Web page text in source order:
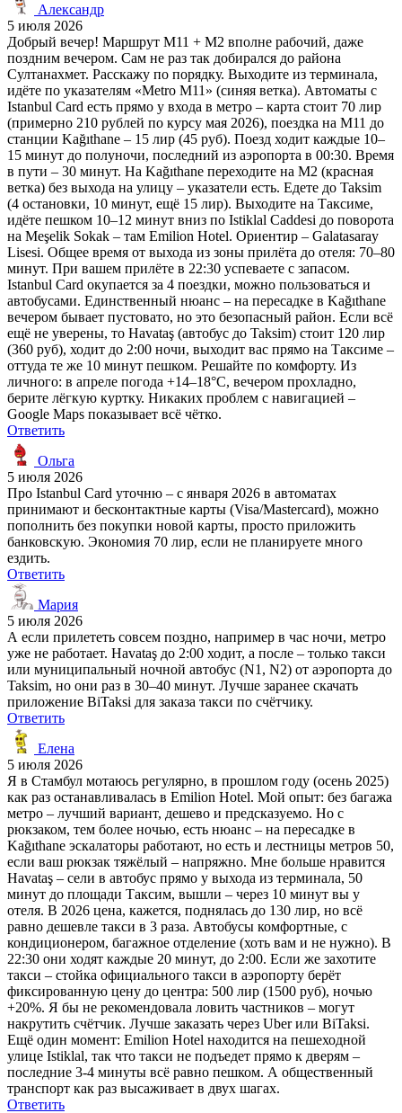
Александр
5 июля 2026
Добрый вечер! Маршрут M11 + M2 вполне рабочий, даже
поздним вечером. Сам не раз так добирался до района
Султанахмет. Расскажу по порядку. Выходите из терминала,
идёте по указателям «Metro M11» (синяя ветка). Автоматы с
Istanbul Card есть прямо у входа в метро – карта стоит 70 лир
(примерно 210 рублей по курсу мая 2026), поездка на M11 до
станции Kağıthane – 15 лир (45 руб). Поезд ходит каждые 10–
15 минут до полуночи, последний из аэропорта в 00:30. Время
в пути – 30 минут. На Kağıthane переходите на M2 (красная
ветка) без выхода на улицу – указатели есть. Едете до Taksim
(4 остановки, 10 минут, ещё 15 лир). Выходите на Таксиме,
идёте пешком 10–12 минут вниз по Istiklal Caddesi до поворота
на Meşelik Sokak – там Emilion Hotel. Ориентир – Galatasaray
Lisesi. Общее время от выхода из зоны прилёта до отеля: 70–80
минут. При вашем прилёте в 22:30 успеваете с запасом.
Istanbul Card окупается за 4 поездки, можно пользоваться и
автобусами. Единственный нюанс – на пересадке в Kağıthane
вечером бывает пустовато, но это безопасный район. Если всё
ещё не уверены, то Havataş (автобус до Taksim) стоит 120 лир
(360 руб), ходит до 2:00 ночи, выходит вас прямо на Таксиме –
оттуда те же 10 минут пешком. Решайте по комфорту. Из
личного: в апреле погода +14–18°C, вечером прохладно,
берите лёгкую куртку. Никаких проблем с навигацией –
Google Maps показывает всё чётко.
Ответить
Ольга
5 июля 2026
Про Istanbul Card уточню – с января 2026 в автоматах
принимают и бесконтактные карты (Visa/Mastercard), можно
пополнить без покупки новой карты, просто приложить
банковскую. Экономия 70 лир, если не планируете много
ездить.
Ответить
Мария
5 июля 2026
А если прилететь совсем поздно, например в час ночи, метро
уже не работает. Havataş до 2:00 ходит, а после – только такси
или муниципальный ночной автобус (N1, N2) от аэропорта до
Taksim, но они раз в 30–40 минут. Лучше заранее скачать
приложение BiTaksi для заказа такси по счётчику.
Ответить
Елена
5 июля 2026
Я в Стамбул мотаюсь регулярно, в прошлом году (осень 2025)
как раз останавливалась в Emilion Hotel. Мой опыт: без багажа
метро – лучший вариант, дешево и предсказуемо. Но с
рюкзаком, тем более ночью, есть нюанс – на пересадке в
Kağıthane эскалаторы работают, но есть и лестницы метров 50,
если ваш рюкзак тяжёлый – напряжно. Мне больше нравится
Havataş – сели в автобус прямо у выхода из терминала, 50
минут до площади Таксим, вышли – через 10 минут вы у
отеля. В 2026 цена, кажется, поднялась до 130 лир, но всё
равно дешевле такси в 3 раза. Автобусы комфортные, с
кондиционером, багажное отделение (хоть вам и не нужно). В
22:30 они ходят каждые 20 минут, до 2:00. Если же захотите
такси – стойка официального такси в аэропорту берёт
фиксированную цену до центра: 500 лир (1500 руб), ночью
+20%. Я бы не рекомендовала ловить частников – могут
накрутить счётчик. Лучше заказать через Uber или BiTaksi.
Ещё один момент: Emilion Hotel находится на пешеходной
улице Istiklal, так что такси не подъедет прямо к дверям –
последние 3-4 минуты всё равно пешком. А общественный
транспорт как раз высаживает в двух шагах.
Ответить